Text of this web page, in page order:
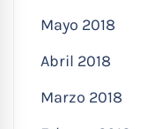
Mayo 2018
Abril 2018
Marzo 2018